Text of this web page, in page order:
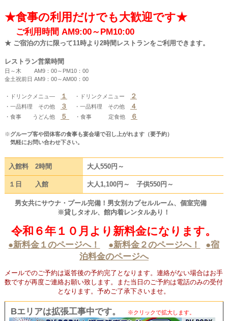
★食事の利用だけでも大歓迎です★
ご利用時間 AM9:00～PM10:00
★ ご宿泊の方に限って11時より2時間レストランをご利用できます。
レストラン営業時間
日～木 AM9：00～PM10：00
金土祝前日 AM9：00～AM00：00
・ドリンクメニュ― １ ・ドリンクメニュー ２
・一品料理 その他 ３ ・一品料理 その他 ４
・食事 うどん他 ５ ・食事 定食他 ６
※グループ客や団体客の食事も宴会場で召し上がれます（要予約）
気軽にお問い合わせ下さい。
入館料 2時間 大人550円～
１日 入館 大人1,100円～ 子供550円～
男女共にサウナ・プール完備！男女別カプセルルーム、個室完備
※貸しタオル、館内着レンタルあり！
令和６年１０月より新料金になります。
●新料金１のページへ！ ●新料金２のページへ！
●宿
泊料金のページへ
メールでのご予約は返答後の予約完了となります。連絡がない場合はお手
数ですが再度ご連絡お願い致します。また当日のご予約は電話のみの受付
となります。予めご了承下さいませ。
Bエリアは拡張工事中です。 ※クリックで拡大します。